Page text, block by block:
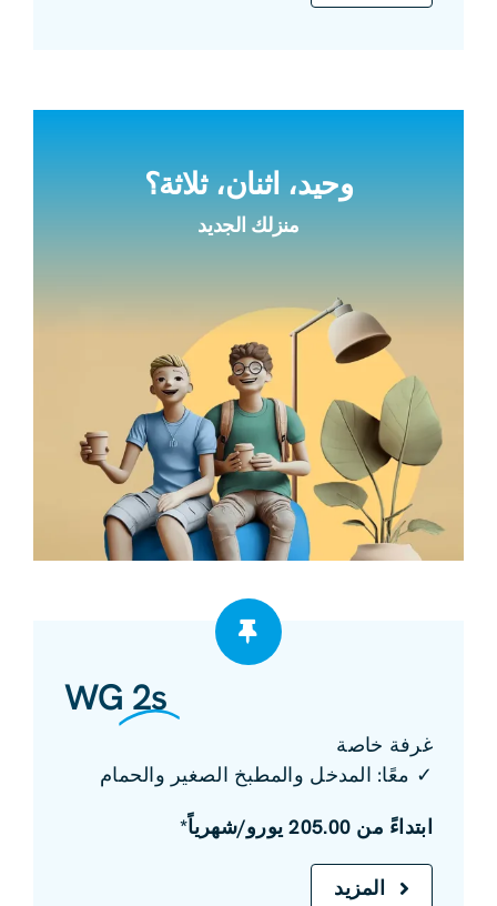
2s
WG
غرفة خاصة
✓ معًا: المدخل والمطبخ الصغير والحمام
ابتداءً من 205.00 يورو/شهرياً*
المزيد
وحيد، اثنان، ثلاثة؟
منزلك الجديد